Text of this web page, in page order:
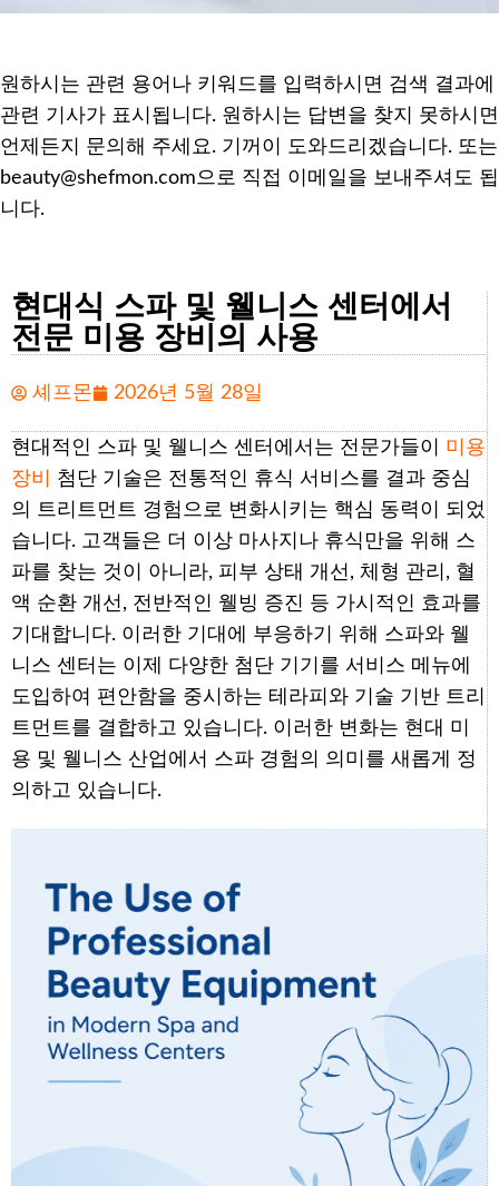
원하시는 관련 용어나 키워드를 입력하시면 검색 결과에
관련 기사가 표시됩니다. 원하시는 답변을 찾지 못하시면
언제든지 문의해 주세요. 기꺼이 도와드리겠습니다. 또는
beauty@shefmon.com으로 직접 이메일을 보내주셔도 됩
니다.
현대식 스파 및 웰니스 센터에서
전문 미용 장비의 사용
셰프몬 2026년 5월 28일
현대적인 스파 및 웰니스 센터에서는 전문가들이 미용
장비
첨단 기술은 전통적인 휴식 서비스를 결과 중심
의 트리트먼트 경험으로 변화시키는 핵심 동력이 되었
습니다. 고객들은 더 이상 마사지나 휴식만을 위해 스
파를 찾는 것이 아니라, 피부 상태 개선, 체형 관리, 혈
액 순환 개선, 전반적인 웰빙 증진 등 가시적인 효과를
기대합니다. 이러한 기대에 부응하기 위해 스파와 웰
니스 센터는 이제 다양한 첨단 기기를 서비스 메뉴에
도입하여 편안함을 중시하는 테라피와 기술 기반 트리
트먼트를 결합하고 있습니다. 이러한 변화는 현대 미
용 및 웰니스 산업에서 스파 경험의 의미를 새롭게 정
의하고 있습니다.